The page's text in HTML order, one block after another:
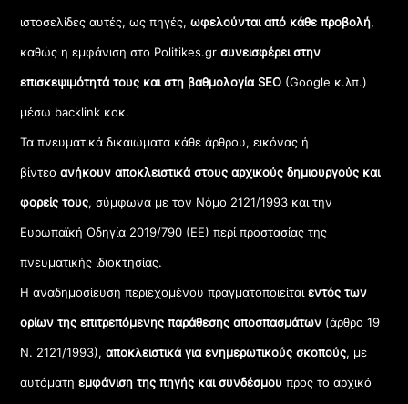
ιστοσελίδες αυτές, ως πηγές,ωφελούνται από κάθε προβολή,
καθώς η εμφάνιση στο Politikes.gr συνεισφέρει στην
επισκεψιμότητά τους και στη βαθμολογία SEO (Google κ.λπ.)
μέσω backlink κοκ.
Τα πνευματικά δικαιώματα κάθε άρθρου, εικόνας ή
βίντεοανήκουν αποκλειστικά στους αρχικούς δημιουργούς και
φορείς τους, σύμφωνα με τον Νόμο 2121/1993 και την
Ευρωπαϊκή Οδηγία 2019/790 (ΕΕ) περί προστασίας της
πνευματικής ιδιοκτησίας.
Η αναδημοσίευση περιεχομένου πραγματοποιείταιεντός των
ορίων της επιτρεπόμενης παράθεσης αποσπασμάτων (άρθρο 19
Ν. 2121/1993), αποκλειστικά για ενημερωτικούς σκοπούς, με
αυτόματηεμφάνιση της πηγής και συνδέσμου προς το αρχικό